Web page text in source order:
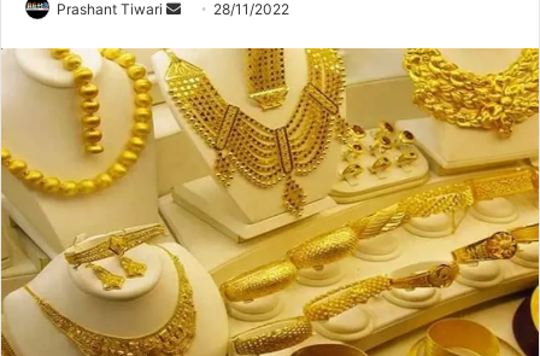
Prashant Tiwari
Send
email
28/11/2022